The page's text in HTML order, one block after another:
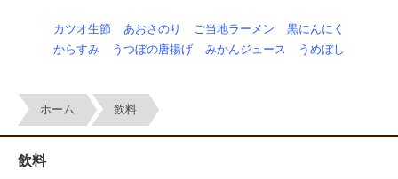
カツオ生節 あおさのり ご当地ラーメン
黒にんにく
からすみ
うつぼの唐揚げ みかんジュース うめぼし
ホーム 飲料
飲料